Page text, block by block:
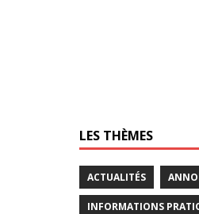
LES THÈMES
ACTUALITÉS
INFORMATIONS